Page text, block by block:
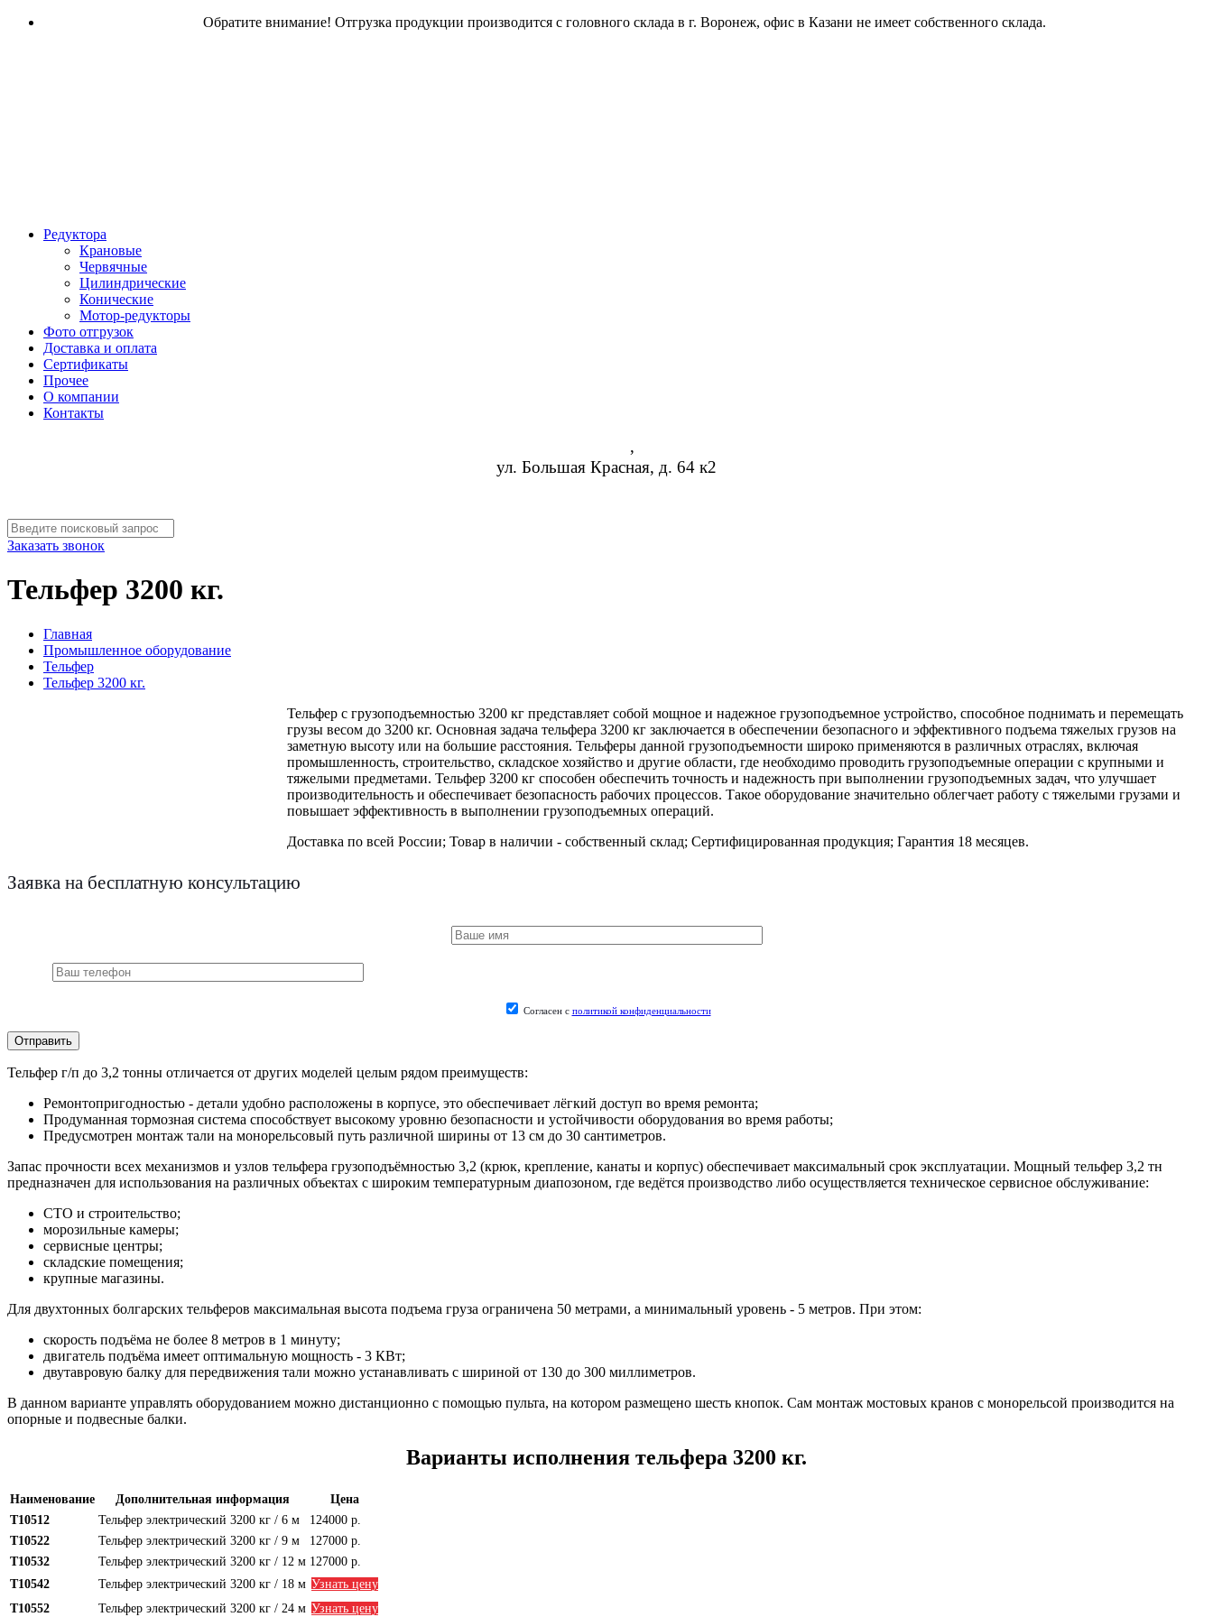
Обратите внимание! Отгрузка продукции производится с головного склада в г. Воронеж, офис в Казани не имеет собственного склада.
Редуктора
Крановые
Червячные
Цилиндрические
Конические
Мотор-редукторы
Фото отгрузок
Доставка и оплата
Сертификаты
Прочее
О компании
Контакты
,
ул. Большая Красная, д. 64 к2
Заказать звонок
Тельфер 3200 кг.
Главная
Промышленное оборудование
Тельфер
Тельфер 3200 кг.
Тельфер с грузоподъемностью 3200 кг представляет собой мощное и надежное грузоподъемное устройство, способное поднимать и перемещать
грузы весом до 3200 кг. Основная задача тельфера 3200 кг заключается в обеспечении безопасного и эффективного подъема тяжелых грузов на
заметную высоту или на большие расстояния. Тельферы данной грузоподъемности широко применяются в различных отраслях, включая
промышленность, строительство, складское хозяйство и другие области, где необходимо проводить грузоподъемные операции с крупными и
тяжелыми предметами. Тельфер 3200 кг способен обеспечить точность и надежность при выполнении грузоподъемных задач, что улучшает
производительность и обеспечивает безопасность рабочих процессов. Такое оборудование значительно облегчает работу с тяжелыми грузами и
повышает эффективность в выполнении грузоподъемных операций.
Доставка по всей России; Товар в наличии - собственный склад; Сертифицированная продукция; Гарантия 18 месяцев.
Заявка на бесплатную консультацию
Согласен с политикой конфиденциальности
Тельфер г/п до 3,2 тонны отличается от других моделей целым рядом преимуществ:
Ремонтопригодностью - детали удобно расположены в корпусе, это обеспечивает лёгкий доступ во время ремонта;
Продуманная тормозная система способствует высокому уровню безопасности и устойчивости оборудования во время работы;
Предусмотрен монтаж тали на монорельсовый путь различной ширины от 13 см до 30 сантиметров.
Запас прочности всех механизмов и узлов тельфера грузоподъёмностью 3,2 (крюк, крепление, канаты и корпус) обеспечивает максимальный срок эксплуатации. Мощный тельфер 3,2 тн
предназначен для использования на различных объектах с широким температурным диапозоном, где ведётся производство либо осуществляется техническое сервисное обслуживание:
СТО и строительство;
морозильные камеры;
сервисные центры;
складские помещения;
крупные магазины.
Для двухтонных болгарских тельферов максимальная высота подъема груза ограничена 50 метрами, а минимальный уровень - 5 метров. При этом:
скорость подъёма не более 8 метров в 1 минуту;
двигатель подъёма имеет оптимальную мощность - 3 КВт;
двутавровую балку для передвижения тали можно устанавливать с шириной от 130 до 300 миллиметров.
В данном варианте управлять оборудованием можно дистанционно с помощью пульта, на котором размещено шесть кнопок. Сам монтаж мостовых кранов с монорельсой производится на
опорные и подвесные балки.
Варианты исполнения тельфера 3200 кг.
Наименование Дополнительная информация
Цена
Т10512
Тельфер электрический 3200 кг / 6 м
124000 р.
Т10522
Тельфер электрический 3200 кг / 9 м
127000 р.
Т10532
Тельфер электрический 3200 кг / 12 м 127000 р.
Т10542
Тельфер электрический 3200 кг / 18 м Узнать цену
Т10552
Тельфер электрический 3200 кг / 24 м Узнать цену